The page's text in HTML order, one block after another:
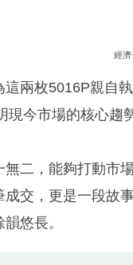
經
兩枚5016P親自
現今市場的核心
二，能夠打動市
交，更是一段故
悠長。